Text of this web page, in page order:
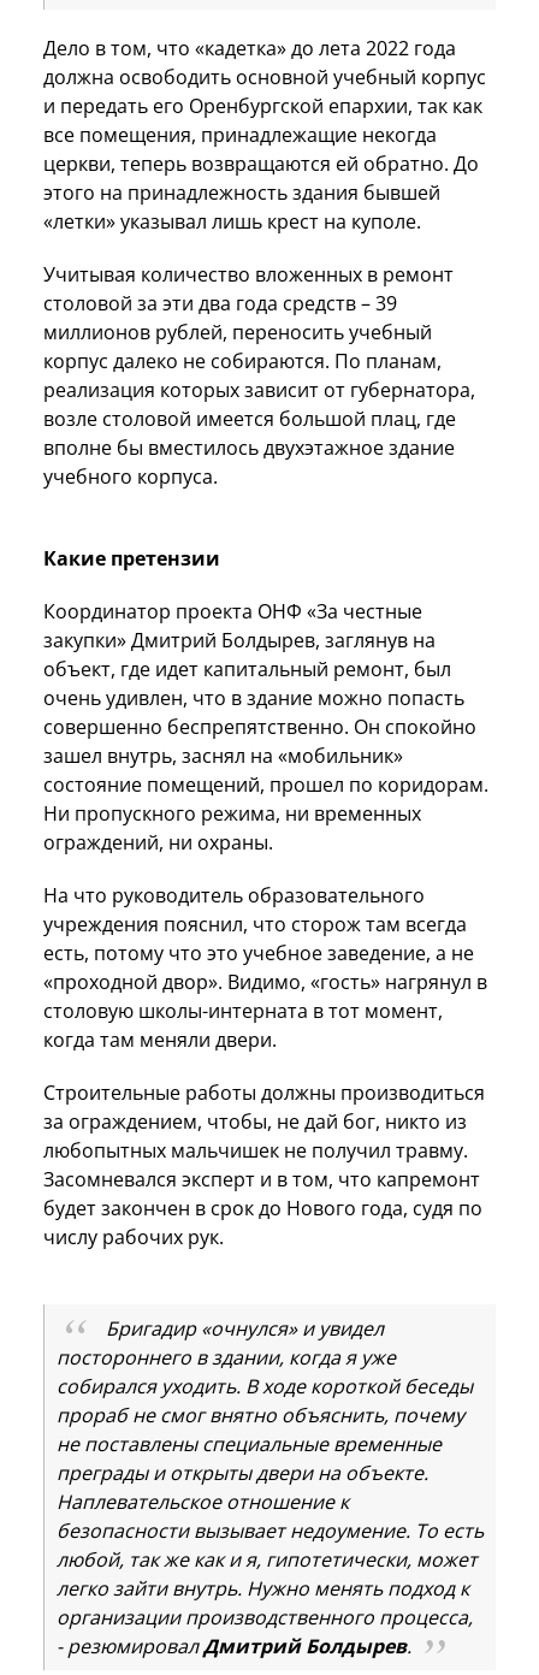
Дело в том, что «кадетка» до лета 2022 года
должна освободить основной учебный корпус
и передать его Оренбургской епархии, так как
все помещения, принадлежащие некогда
церкви, теперь возвращаются ей обратно. До
этого на принадлежность здания бывшей
«летки» указывал лишь крест на куполе.
Учитывая количество вложенных в ремонт
столовой за эти два года средств – 39
миллионов рублей, переносить учебный
корпус далеко не собираются. По планам,
реализация которых зависит от губернатора,
возле столовой имеется большой плац, где
вполне бы вместилось двухэтажное здание
учебного корпуса.
Какие претензии
Координатор проекта ОНФ «За честные
закупки» Дмитрий Болдырев, заглянув на
объект, где идет капитальный ремонт, был
очень удивлен, что в здание можно попасть
совершенно беспрепятственно. Он спокойно
зашел внутрь, заснял на «мобильник»
состояние помещений, прошел по коридорам.
Ни пропускного режима, ни временных
ограждений, ни охраны.
На что руководитель образовательного
учреждения пояснил, что сторож там всегда
есть, потому что это учебное заведение, а не
«проходной двор». Видимо, «гость» нагрянул в
столовую школы-интерната в тот момент,
когда там меняли двери.
Строительные работы должны производиться
за ограждением, чтобы, не дай бог, никто из
любопытных мальчишек не получил травму.
Засомневался эксперт и в том, что капремонт
будет закончен в срок до Нового года, судя по
числу рабочих рук.
Бригадир «очнулся» и увидел
постороннего в здании, когда я уже
собирался уходить. В ходе короткой беседы
прораб не смог внятно объяснить, почему
не поставлены специальные временные
преграды и открыты двери на объекте.
Наплевательское отношение к
безопасности вызывает недоумение. То есть
любой, так же как и я, гипотетически, может
легко зайти внутрь. Нужно менять подход к
организации производственного процесса,
- резюмировалДмитрий Болдырев.